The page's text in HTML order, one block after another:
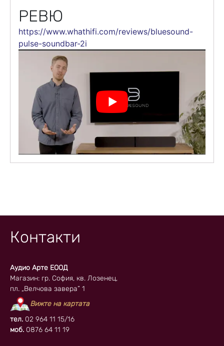
РЕВЮ
https://www.whathifi.com/reviews/bluesound-
pulse-soundbar-2i
Контакти
Аудио Арте ЕООД
Магазин: гр. София, кв. Лозенец,
пл. „Велчова завера” 1
Вижте на картата
тел. 02 964 11 15/16
моб. 0876 64 11 19